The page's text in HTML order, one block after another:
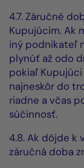
4.7. Záručné
Kupujúcim. Ak
iný podnikateľ
plynúť až odo
pokiaľ
najneskôr do
riadne a včas
súčinnosť.
4.8. Ak dôjde k
záručná doba